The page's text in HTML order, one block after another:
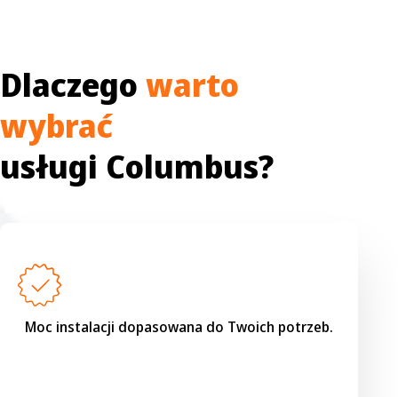
Dlaczego warto
wybrać
usługi Columbus?
Moc instalacji dopasowana do Twoich potrzeb.